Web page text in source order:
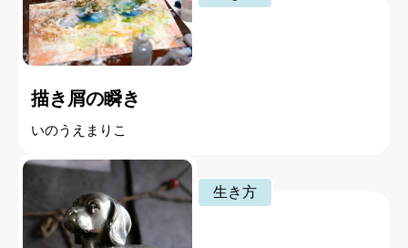
描き屑の瞬き
いのうえまりこ
生き方